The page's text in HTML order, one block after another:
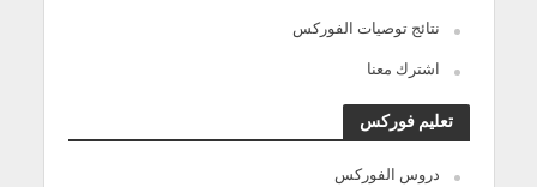
نتائج توصيات الفوركس
اشترك معنا
تعليم فوركس
دروس الفوركس